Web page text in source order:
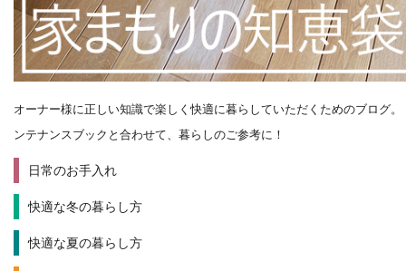
オーナー様に正しい知識で楽しく快適に暮らしていただくためのブログ。
ンテナンスブックと合わせて、暮らしのご参考に！
日常のお手入れ
快適な冬の暮らし方
快適な夏の暮らし方